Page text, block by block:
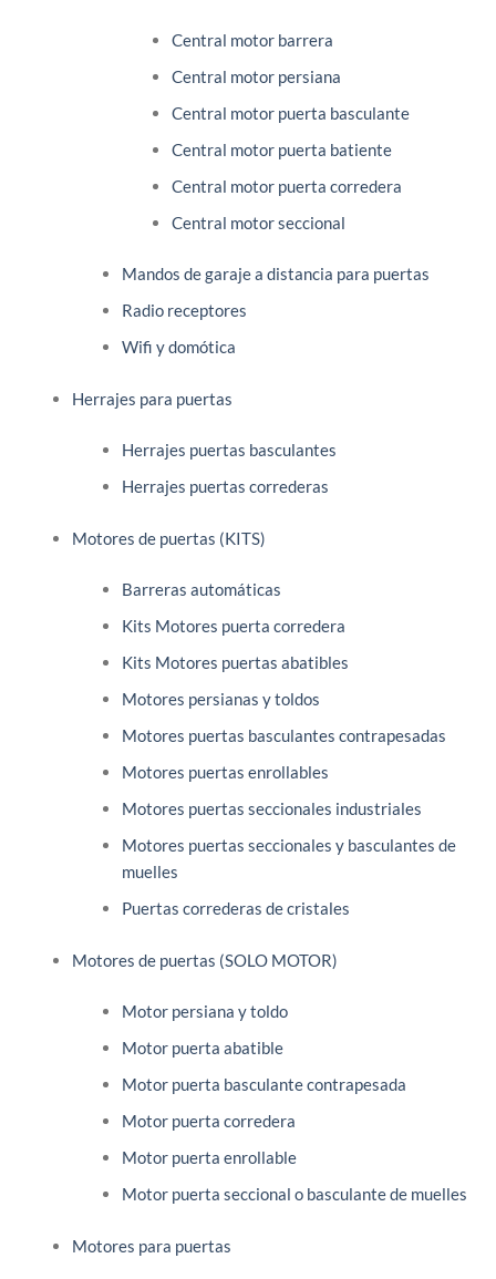
Central motor barrera
Central motor persiana
Central motor puerta basculante
Central motor puerta batiente
Central motor puerta corredera
Central motor seccional
Mandos de garaje a distancia para puertas
Radio receptores
Wifi y domótica
Herrajes para puertas
Herrajes puertas basculantes
Herrajes puertas correderas
Motores de puertas (KITS)
Barreras automáticas
Kits Motores puerta corredera
Kits Motores puertas abatibles
Motores persianas y toldos
Motores puertas basculantes contrapesadas
Motores puertas enrollables
Motores puertas seccionales industriales
Motores puertas seccionales y basculantes de
muelles
Puertas correderas de cristales
Motores de puertas (SOLO MOTOR)
Motor persiana y toldo
Motor puerta abatible
Motor puerta basculante contrapesada
Motor puerta corredera
Motor puerta enrollable
Motor puerta seccional o basculante de muelles
Motores para puertas